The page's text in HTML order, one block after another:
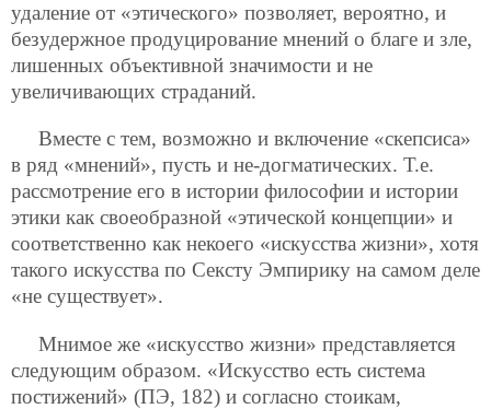
удаление от «этического» позволяет, вероятно, и
безудержное продуцирование мнений о благе и зле,
лишенных объективной значимости и не
увеличивающих страданий.
Вместе с тем, возможно и включение «скепсиса»
в ряд «мнений», пусть и не-догматических. Т.е.
рассмотрение его в истории философии и истории
этики как своеобразной «этической концепции» и
соответственно как некоего «искусства жизни», хотя
такого искусства по Сексту Эмпирику на самом деле
«не существует».
Мнимое же «искусство жизни» представляется
следующим образом. «Искусство есть система
постижений» (ПЭ, 182) и согласно стоикам,